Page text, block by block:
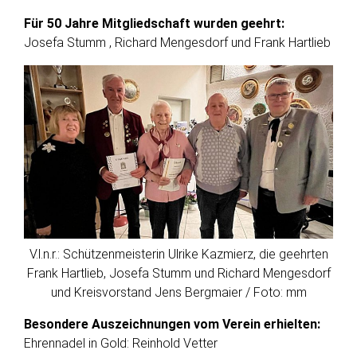
Für 50 Jahre Mitgliedschaft wurden geehrt:
Josefa Stumm , Richard Mengesdorf und Frank Hartlieb
V.l.n.r.: Schützenmeisterin Ulrike Kazmierz, die geehrten
Frank Hartlieb, Josefa Stumm und Richard Mengesdorf
und Kreisvorstand Jens Bergmaier / Foto: mm
Besondere Auszeichnungen vom Verein erhielten:
Ehrennadel in Gold: Reinhold Vetter